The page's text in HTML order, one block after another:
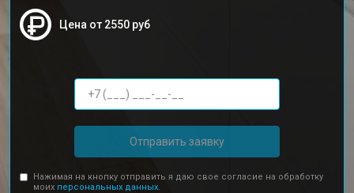
Цена от 2550 руб
Отправить заявку
Нажимая на кнопку отправить я даю свое согласие на обработку
моих персональных данных.